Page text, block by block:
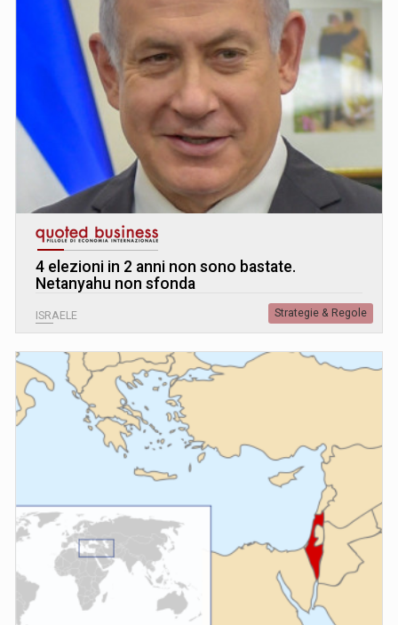
4 elezioni in 2 anni non sono bastate.
Netanyahu non sfonda
ISRAELE Strategie & Regole